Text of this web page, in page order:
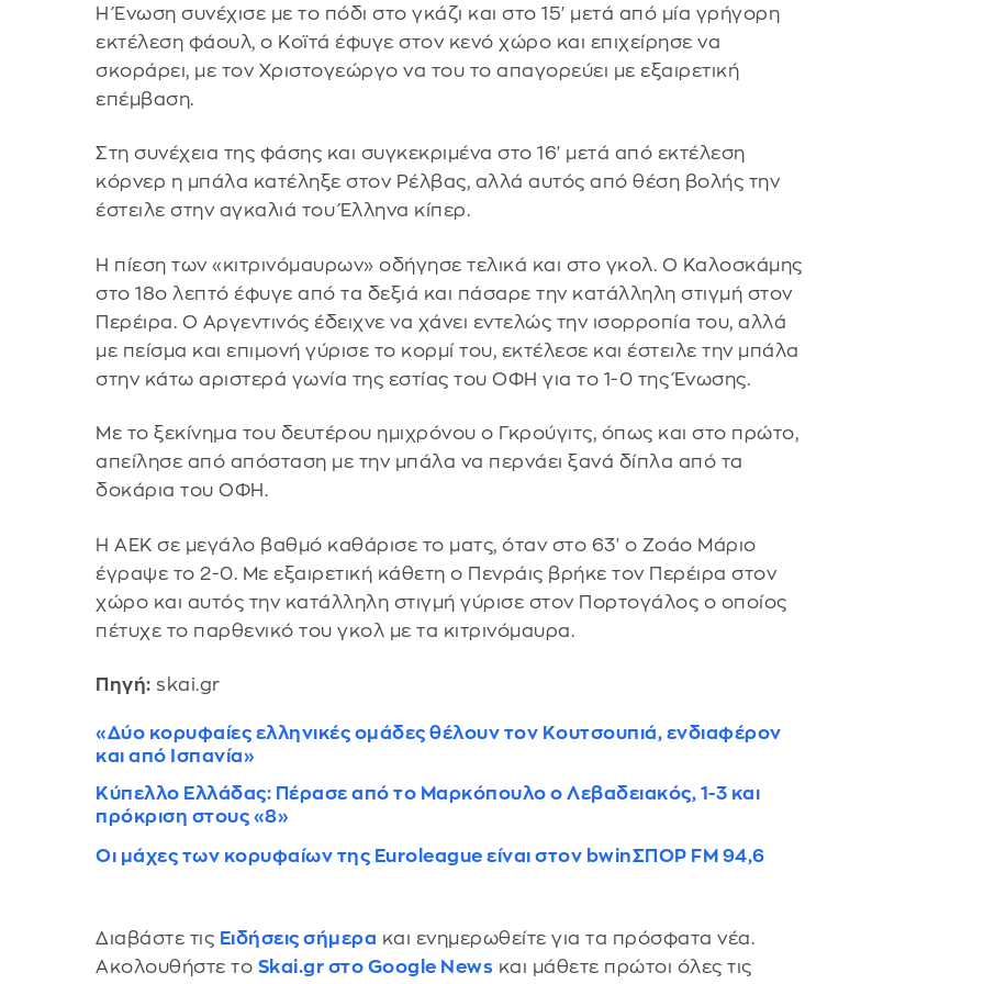
Η Ένωση συνέχισε με το πόδι στο γκάζι και στο 15' μετά από μία γρήγορη
εκτέλεση φάουλ, ο Κοϊτά έφυγε στον κενό χώρο και επιχείρησε να
σκοράρει, με τον Χριστογεώργο να του το απαγορεύει με εξαιρετική
επέμβαση.
Στη συνέχεια της φάσης και συγκεκριμένα στο 16' μετά από εκτέλεση
κόρνερ η μπάλα κατέληξε στον Ρέλβας, αλλά αυτός από θέση βολής την
έστειλε στην αγκαλιά του Έλληνα κίπερ.
Η πίεση των «κιτρινόμαυρων» οδήγησε τελικά και στο γκολ. Ο Καλοσκάμης
στο 18ο λεπτό έφυγε από τα δεξιά και πάσαρε την κατάλληλη στιγμή στον
Περέιρα. Ο Αργεντινός έδειχνε να χάνει εντελώς την ισορροπία του, αλλά
με πείσμα και επιμονή γύρισε το κορμί του, εκτέλεσε και έστειλε την μπάλα
στην κάτω αριστερά γωνία της εστίας του ΟΦΗ για το 1-0 της Ένωσης.
Με το ξεκίνημα του δευτέρου ημιχρόνου ο Γκρούγιτς, όπως και στο πρώτο,
απείλησε από απόσταση με την μπάλα να περνάει ξανά δίπλα από τα
δοκάρια του ΟΦΗ.
Η ΑΕΚ σε μεγάλο βαθμό καθάρισε το ματς, όταν στο 63' ο Ζοάο Μάριο
έγραψε το 2-0. Με εξαιρετική κάθετη ο Πενράις βρήκε τον Περέιρα στον
χώρο και αυτός την κατάλληλη στιγμή γύρισε στον Πορτογάλος ο οποίος
πέτυχε το παρθενικό του γκολ με τα κιτρινόμαυρα.
Πηγή: skai.gr
«Δύο κορυφαίες ελληνικές ομάδες θέλουν τον Κουτσουπιά, ενδιαφέρον
και από Ισπανία»
Κύπελλο Ελλάδας: Πέρασε από το Μαρκόπουλο ο Λεβαδειακός, 1-3 και
πρόκριση στους «8»
Οι μάχες των κορυφαίων της Euroleague είναι στον bwinΣΠΟΡ FM 94,6
Διαβάστε τις Ειδήσεις σήμερα και ενημερωθείτε για τα πρόσφατα νέα.
Ακολουθήστε το Skai.gr στο Google News και μάθετε πρώτοι όλες τις